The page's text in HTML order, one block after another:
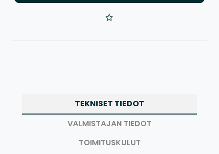
TEKNISET TIEDOT
VALMISTAJAN TIEDOT
TOIMITUSKULUT